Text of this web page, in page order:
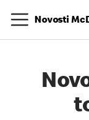
Novosti